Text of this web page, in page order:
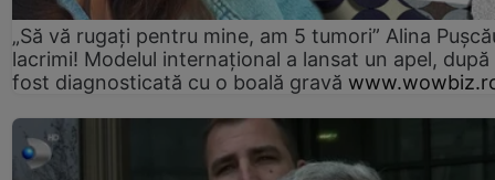
„Să vă rugați pentru mine, am 5 tumori” Alina
lacrimi! Modelul internațional a lansat un apel, după
fost diagnosticată cu o boală gravă